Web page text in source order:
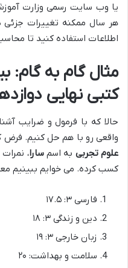
یا وب سایت رسمی وزارت
هر سال ممکنه تغییرات جزئی
اطلاعات استفاده کنید تا
مثال گام به گام:
کتبی نهایی
حالا که با فرمول و ضرایب
واقعی رو با هم حل کنیم. فرض
علوم تجربی به اسمسارا،
کسب کرده. می خوایم ببینیم
فارسی ۳: ۱۷.۵
دین و زندگی ۳: ۱۸
زبان خارجی ۳: ۱۹
سلامت و بهداشت: ۲۰